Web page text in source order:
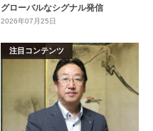
グローバルなシグナル発信
2026年07月25日
注目コンテンツ